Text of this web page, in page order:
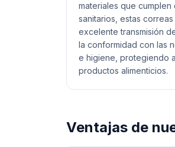
materiales que cumplen
sanitarios, estas
excelente transmisión
la conformidad con las
e higiene, protegiendo
productos alimenticios.
Ventajas de